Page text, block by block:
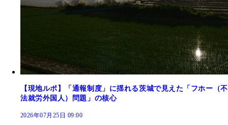
【現地ルポ】「通報制度」に揺れる茨城で見えた「フホー（不
法就労外国人）問題」の核心
2026年07月25日 09:00